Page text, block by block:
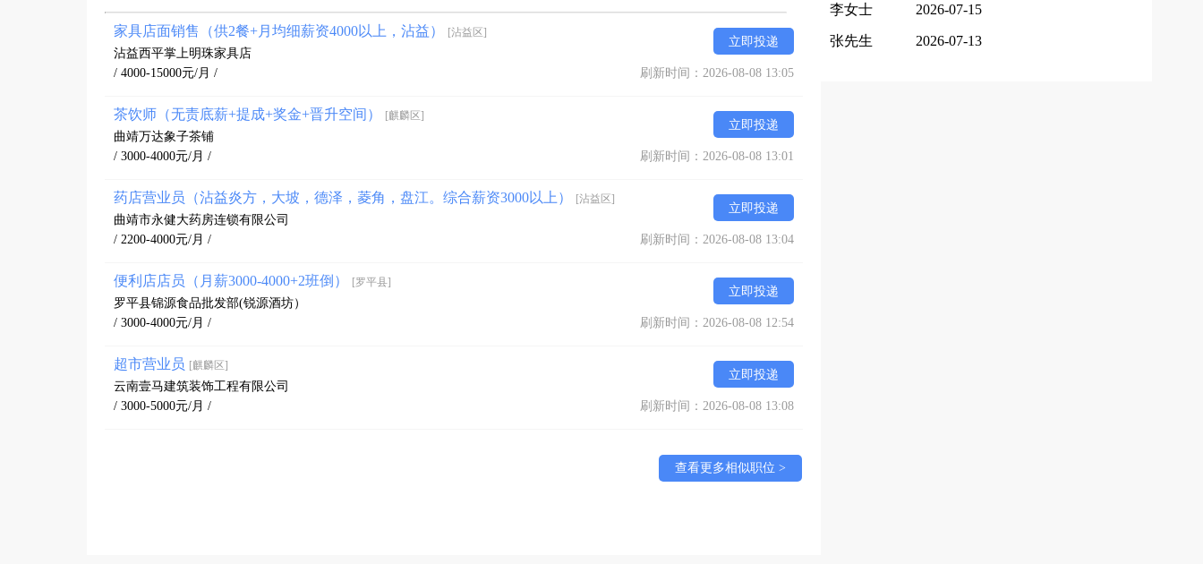
家具店面销售（供2餐+月均细薪资4000以上，沾益） [沾益区]
立即投递
沾益西平掌上明珠家具店
/ 4000-15000元/月 /
刷新时间：2026-08-08 13:05
茶饮师（无责底薪+提成+奖金+晋升空间） [麒麟区]
立即投递
曲靖万达象子茶铺
/ 3000-4000元/月 /
刷新时间：2026-08-08 13:01
药店营业员（沾益炎方，大坡，德泽，菱角，盘江。综合薪资3000以上） [沾益区]
立即投递
曲靖市永健大药房连锁有限公司
/ 2200-4000元/月 /
刷新时间：2026-08-08 13:04
便利店店员（月薪3000-4000+2班倒） [罗平县]
立即投递
罗平县锦源食品批发部(锐源酒坊）
/ 3000-4000元/月 /
刷新时间：2026-08-08 12:54
超市营业员 [麒麟区]
立即投递
云南壹马建筑装饰工程有限公司
/ 3000-5000元/月 /
刷新时间：2026-08-08 13:08
查看更多相似职位 >
李女士 2026-07-15
张先生 2026-07-13